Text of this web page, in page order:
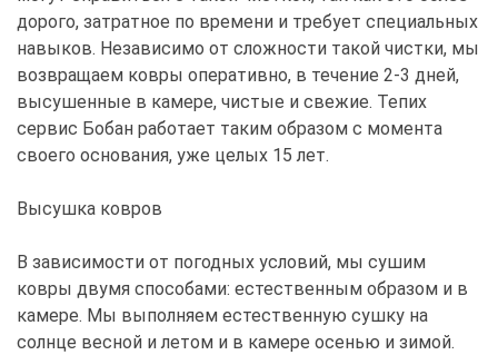
дорого, затратное по времени и требует специальных
навыков. Независимо от сложности такой чистки, мы
возвращаем ковры оперативно, в течение 2-3 дней,
высушенные в камере, чистые и свежие. Тепих
сервис Бобан работает таким образом с момента
своего основания, уже целых 15 лет.
Высушка ковров
В зависимости от погодных условий, мы сушим
ковры двумя способами: естественным образом и в
камере. Мы выполняем естественную сушку на
солнце весной и летом и в камере осенью и зимой.